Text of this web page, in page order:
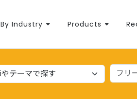
By Industry Products